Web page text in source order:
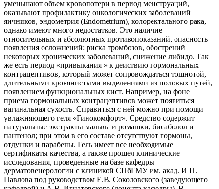
уменьшают объем кровопотери в период менструаций,
оказывают профилактику онкологических заболеваний
яичников, эндометрия (Endometrium), колоректального рака,
однако имеют много недостатков. Это наличие
относительных и абсолютных противопоказаний, опасность
появления осложнений: риска тромбозов, обострений
некоторых хронических заболеваний, снижение либидо. Так
же есть период «привыкания » к действию гормональных
контрацептивов, который может сопровождаться тошнотой,
длительными кровянистыми выделениями из половых путей,
появлением функциональных кист. Например, на фоне
приема гормональных контрацептивов может появиться
вагинальная сухость. Справиться с ней можно при помощи
увлажняющего геля «Гинокомфорт». Средство содержит
натуральные экстракты мальвы и ромашки, бисаболол и
пантенол; при этом в его составе отсутствуют гормоны,
отдушки и парабены. Гель имеет все необходимые
сертификаты качества, а также прошел клинические
исследования, проведенные на базе кафедры
дерматовенерологии с клиникой СПбГМУ им. акад. И П.
Павлова под руководством Е.В. Соколовского (заведующего